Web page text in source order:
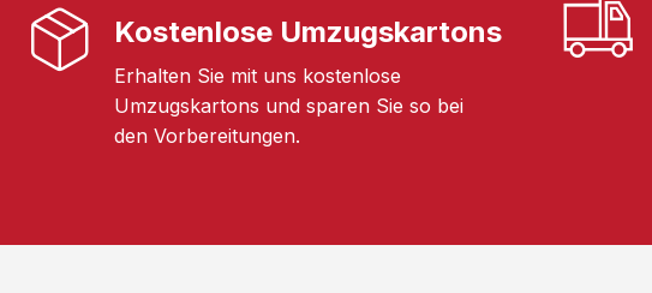
Kostenlose Umzugskartons
Erhalten Sie mit uns kostenlose
Umzugskartons und sparen Sie so bei
den Vorbereitungen.